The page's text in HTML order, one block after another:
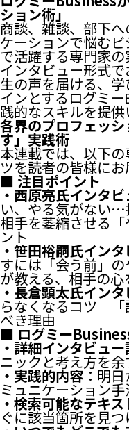
ション術」
商談、雑談、部下
ケーションで悩む
で活躍する専門家
インタビュー形式
生の声を届ける、
インとするログミ
践的なスキルを提供
各界のプロフェッ
す」実践術
本連載では、以下
ツを読者の皆様にお
■ 注目ポイント
・西原亮氏インタ
い、やる気がない
相手を萎縮させる
ント
・笹田裕嗣氏イン
すには「会う前」
が教える、相手の
・長倉顕太氏イン
らなくなるコツ 「
べき理由
■ ログミー
・詳細インタビュ
ニックと考え方を
・実践的内容：明
ミュニケーション手
・検索可能なテキス
ぐに該当箇所を見つ